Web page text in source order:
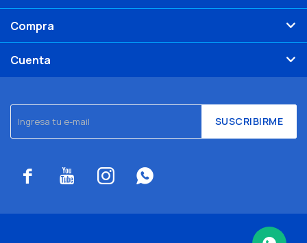
SUSCRIBIRME
   
Compra
Cuenta